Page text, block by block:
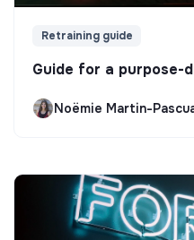
Retraining guide
Guide for a purpose-
Noëmie Martin-